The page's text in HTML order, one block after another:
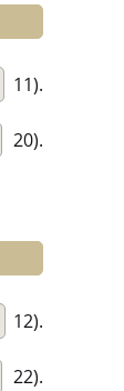
11).
20).
12).
22).